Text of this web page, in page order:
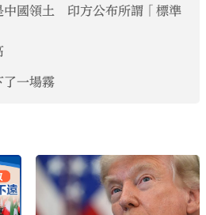
中國領土 印方公布所謂「標準
了一場霧